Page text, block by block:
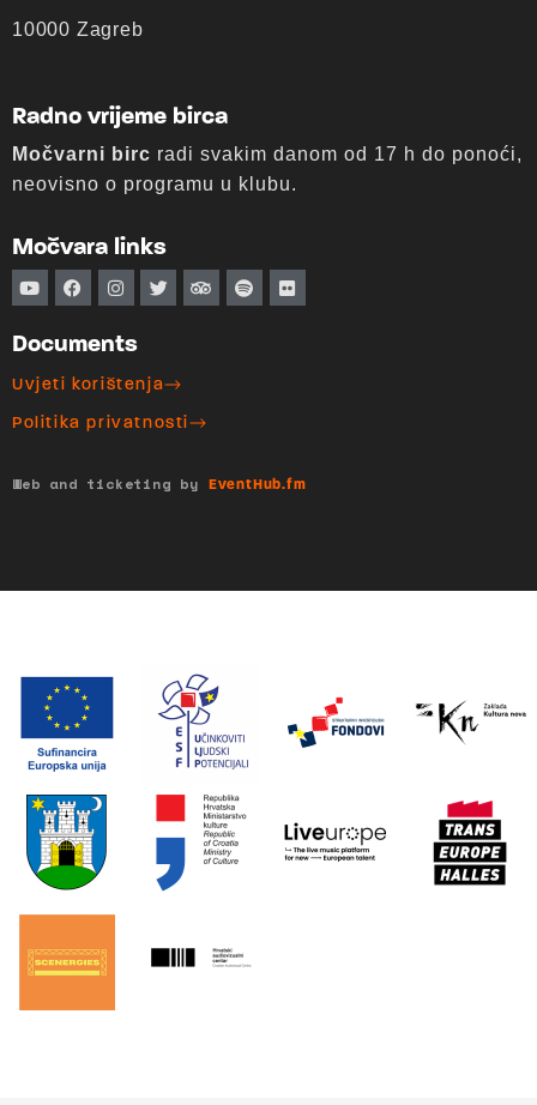
10000 Zagreb
Radno vrijeme birca
Močvarni birc radi svakim danom od 17 h do ponoći,
neovisno o programu u klubu.
Močvara links
Documents
Uvjeti korištenja
Politika privatnosti
Web and ticketing by EventHub.fm